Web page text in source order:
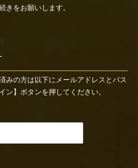
きをお願いします。
みの方は以下にメールアドレスとパス
ン】ボタンを押してください。